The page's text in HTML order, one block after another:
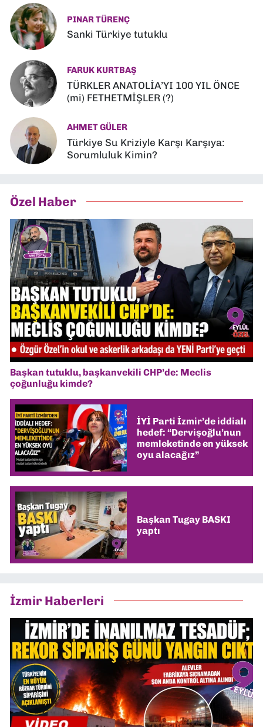
PINAR TÜRENÇ
Sanki Türkiye tutuklu
FARUK KURTBAŞ
TÜRKLER ANATOLİA’YI 100 YIL ÖNCE
(mi) FETHETMİŞLER (?)
AHMET GÜLER
Türkiye Su Kriziyle Karşı Karşıya:
Sorumluluk Kimin?
Özel Haber
Başkan tutuklu, başkanvekili CHP’de: Meclis
çoğunluğu kimde?
İYİ Parti İzmir’de iddialı
hedef: “Dervişoğlu’nun
memleketinde en yüksek
oyu alacağız”
Başkan Tugay BASKI
yaptı
İzmir Haberleri